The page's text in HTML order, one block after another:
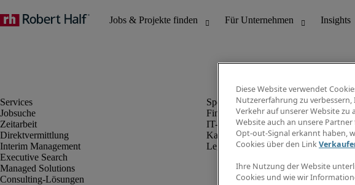
Jobsuche
Zeitarbeit
Direktvermittlung
Interim Management
Executive Search
Managed Solutions
Consulting-Lösungen
Finanz- & Rechnungswesen
IT-Bereich
Kaufmännischer Bereich
Legal
Diese Website verwendet
Nutzererfahrung zu
Verkehr auf unserer Website
Website auch an unsere
Opt-out-Signal erkannt haben,
Cookies über den Link
Ihre Nutzung der Website
Cookies und wie wir